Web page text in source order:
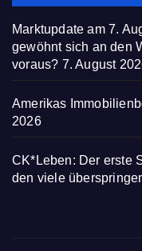
Marktupdate am 7.
gewöhnt sich an den
voraus? 7. August
Amerikas
2026
CK*Leben: Der erste
den viele